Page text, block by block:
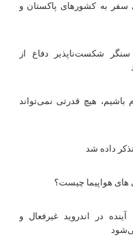
سفر به کشورهای پاکستان و
سنگر شکست‌ناپذیر دفاع از
باشیم، هیچ قدرتی نمی‌تواند
داده شد
های هواپیما چیست؟
در اندروید غیرفعال و